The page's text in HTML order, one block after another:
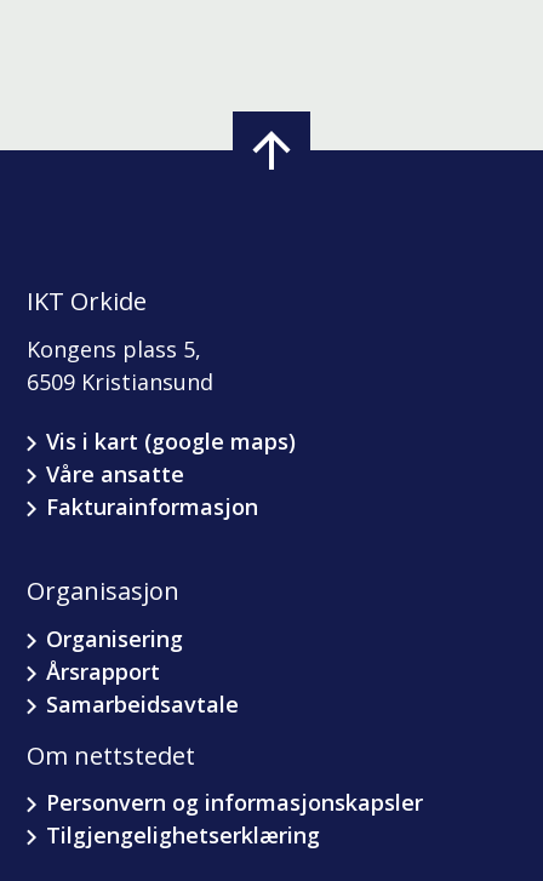
IKT Orkide
Kongens plass 5,
6509 Kristiansund
Vis i kart (google maps)
Våre ansatte
Fakturainformasjon
Organisasjon
Organisering
Årsrapport
Samarbeidsavtale
Om nettstedet
Personvern og informasjonskapsler
Tilgjengelighetserklæring